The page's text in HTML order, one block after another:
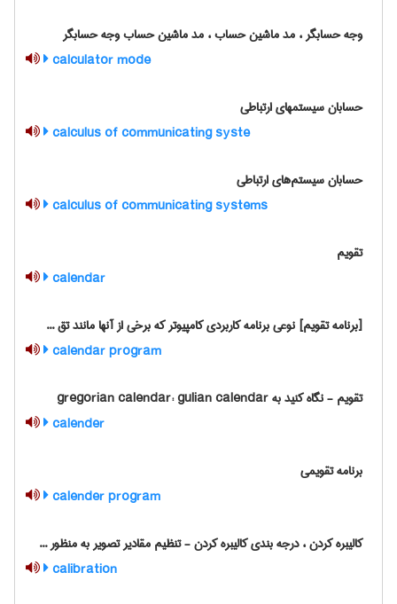
وجه حسابگر ، مد ماشین حساب ، مد ماشین حساب وجه حسابگر
calculator mode
حسابان سیستمهای ارتباطی
calculus of communicating syste
حسابان سیستم‌های ارتباطی
calculus of communicating systems
تقویم
calendar
[برنامه تقویم] نوعی برنامه کاربردی کامپیوتر که برخی از آنها مانند تق ...
calendar program
تقویم - نگاه کنید به gregorian calendar: gulian calendar
calender
برنامه تقویمی
calender program
کالیبره کردن ، درجه بندی کالیبره کردن - تنظیم مقادیر تصویر به منظور ...
calibration